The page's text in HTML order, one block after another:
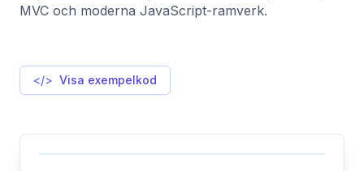
MVC och moderna JavaScript-ramverk.
</> Visa exempelkod